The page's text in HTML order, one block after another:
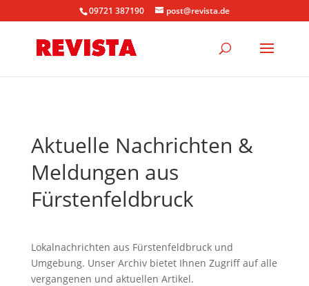
09721 387190 post@revista.de
Aktuelle Nachrichten &
Meldungen aus
Fürstenfeldbruck
Lokalnachrichten aus Fürstenfeldbruck und
Umgebung. Unser Archiv bietet Ihnen Zugriff auf alle
vergangenen und aktuellen Artikel.